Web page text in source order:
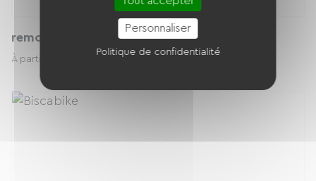
remorque enfant
À partir de 9.00 € / jour
Personnaliser
Politique de confidentialité